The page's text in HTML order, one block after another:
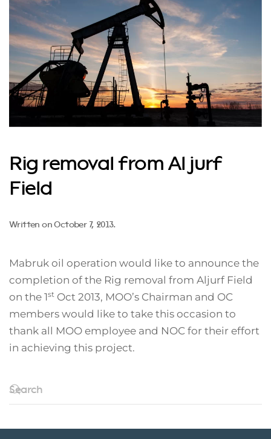
Rig removal from Al jurf
Field
Written onOctober 7, 2013.
Mabruk oil operation would like to announce the
completion of the Rig removal from Aljurf Field
on the 1st Oct 2013, MOO’s Chairman and OC
members would like to take this occasion to
thank all MOO employee and NOC for their effort
in achieving this project.